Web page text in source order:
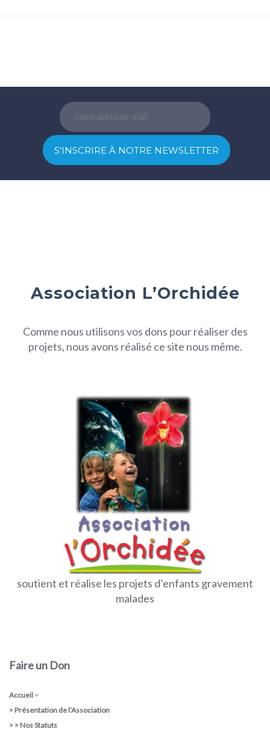
Association L’Orchidée
Comme nous utilisons vos dons pour réaliser des
projets, nous avons réalisé ce site nous même.
soutient et réalise les projets d’enfants gravement
malades
Faire un Don
Accueil
> Présentation de l’Association
> > Nos Statuts